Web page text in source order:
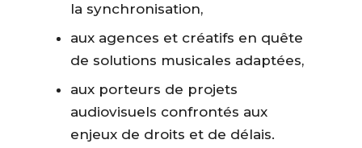
la synchronisation,
aux agences et créatifs en quête
de solutions musicales adaptées,
aux porteurs de projets
audiovisuels confrontés aux
enjeux de droits et de délais.